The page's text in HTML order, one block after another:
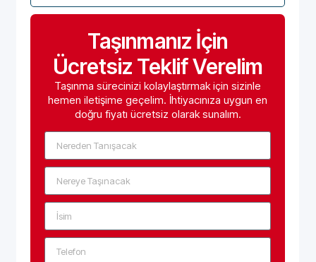
Taşınmanız İçin
Ücretsiz Teklif Verelim
Taşınma sürecinizi kolaylaştırmak için sizinle
hemen iletişime geçelim. İhtiyacınıza uygun en
doğru fiyatı ücretsiz olarak sunalım.